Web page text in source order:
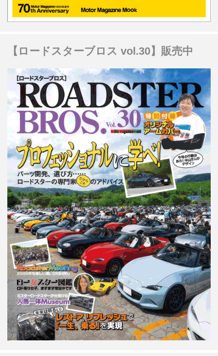
【ロードスターブロス vol.30】販売中